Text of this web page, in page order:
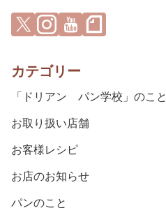
カテゴリー
「ドリアン パン学校」のこと
お取り扱い店舗
お客様レシピ
お店のお知らせ
パンのこと